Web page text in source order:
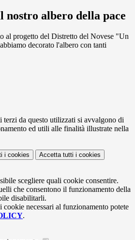
nostro albero della pace
al progetto del Distretto del Novese "Un
decorato l'albero con tanti
terzi da questo utilizzati si avvalgono di
ed utili alle finalità illustrate nella
i cookies Accetta tutti i cookies
scegliere quali cookie consentire.
che consentono il funzionamento della
disabilitarli.
cookie necessari al funzionamento potete
.